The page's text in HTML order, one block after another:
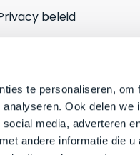
te personaliseren,
Ook delen we
media, adverteren
andere informatie die
beleid